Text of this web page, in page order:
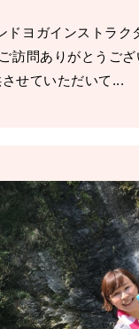
ドヨガインストラク
訪問ありがとうご
せていただいて...